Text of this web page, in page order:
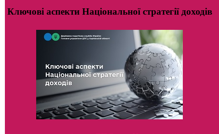
Ключові аспекти Національної стратегії доходів